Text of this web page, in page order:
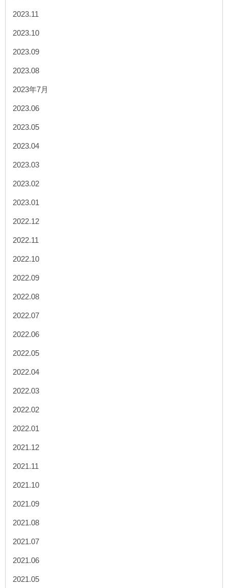
2023.11
2023.10
2023.09
2023.08
2023年7月
2023.06
2023.05
2023.04
2023.03
2023.02
2023.01
2022.12
2022.11
2022.10
2022.09
2022.08
2022.07
2022.06
2022.05
2022.04
2022.03
2022.02
2022.01
2021.12
2021.11
2021.10
2021.09
2021.08
2021.07
2021.06
2021.05